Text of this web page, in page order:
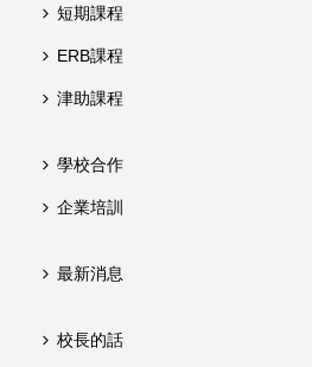
短期課程
ERB課程
津助課程
學校合作
企業培訓
最新消息
校長的話